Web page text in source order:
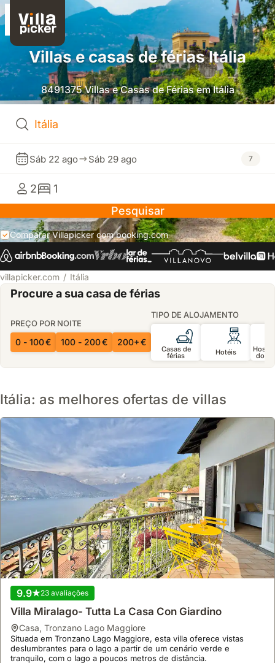
Villas e casas de férias Itália
8491375 Villas e Casas de Férias em Itália
Sáb 22 ago Sáb 29 ago 7
2
1
Pesquisar
Comparar Villapicker com booking.com
villapicker.com Itália
Procure a sua casa de férias
PREÇO POR NOITE
0 - 100 € 100 - 200 € 200+ €
TIPO DE ALOJAMENTO
Casas de
férias Hotéis
Itália: as melhores ofertas de villas
9.9 23 avaliações
Villa Miralago- Tutta La Casa Con Giardino
casa, Tronzano Lago Maggiore
Situada em Tronzano Lago Maggiore, esta villa oferece vistas
deslumbrantes para o lago a partir de um cenário verde e
tranquilo, com o lago a poucos metros de distância.